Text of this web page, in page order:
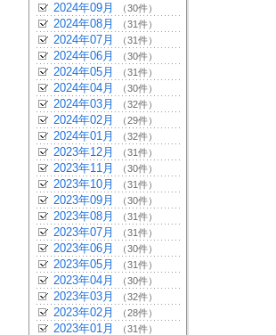
2024年09月 （30件）
2024年08月 （31件）
2024年07月 （31件）
2024年06月 （30件）
2024年05月 （31件）
2024年04月 （30件）
2024年03月 （32件）
2024年02月 （29件）
2024年01月 （32件）
2023年12月 （31件）
2023年11月 （30件）
2023年10月 （31件）
2023年09月 （30件）
2023年08月 （31件）
2023年07月 （31件）
2023年06月 （30件）
2023年05月 （31件）
2023年04月 （30件）
2023年03月 （32件）
2023年02月 （28件）
2023年01月 （31件）